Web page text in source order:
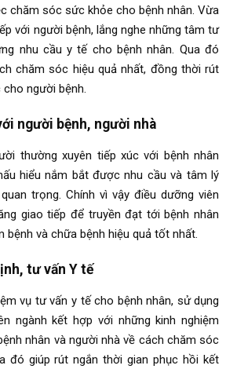
chăm sóc sức khỏe cho bệnh nhân. Vừa
với người bệnh, lắng nghe những tâm tư
nhu cầu y tế cho bệnh nhân. Qua đó
chăm sóc hiệu quả nhất, đồng thời rút
người bệnh.
người bệnh, người nhà
thường xuyên tiếp xúc với bệnh nhân
hiểu nắm bắt được nhu cầu và tâm lý
trọng. Chính vì vậy điều dưỡng viên
giao tiếp để truyền đạt tới bệnh nhân
bệnh và chữa bệnh hiệu quả tốt nhất.
tư vấn Y tế
vụ tư vấn y tế cho bệnh nhân, sử dụng
ngành kết hợp với những kinh nghiệm
nhân và người nhà về cách chăm sóc
đó giúp rút ngắn thời gian phục hồi kết